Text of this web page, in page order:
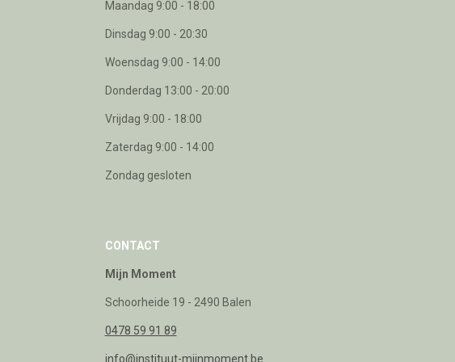
Maandag 9:00 - 18:00
Dinsdag 9:00 - 20:30
Woensdag 9:00 - 14:00
Donderdag 13:00 - 20:00
Vrijdag 9:00 - 18:00
Zaterdag 9:00 - 14:00
Zondag gesloten
CONTACT
Mijn Moment
Schoorheide 19 - 2490 Balen
0478 59 91 89
info@instituut-mijnmoment.be